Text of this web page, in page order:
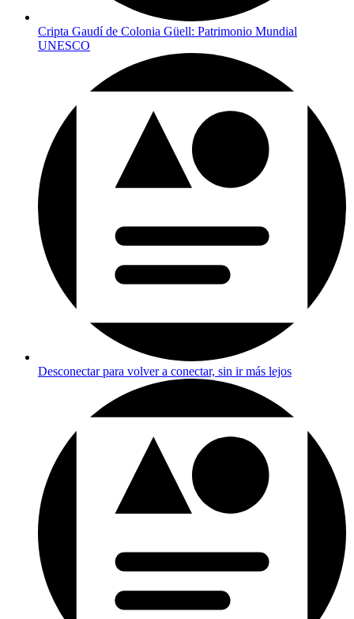
Cripta Gaudí de Colonia Güell: Patrimonio Mundial
UNESCO
Desconectar para volver a conectar, sin ir más lejos